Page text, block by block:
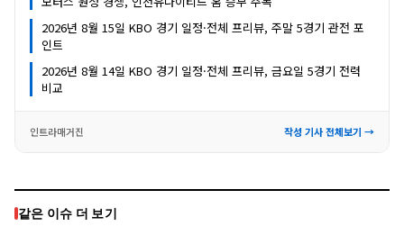
2026년 8월 15일 KBO 경기 일정·전체 프리뷰, 주말 5경기 관전 포
인트
2026년 8월 14일 KBO 경기 일정·전체 프리뷰, 금요일 5경기 전력
비교
인트라매거진 작성 기사 전체보기 →
같은 이슈 더 보기